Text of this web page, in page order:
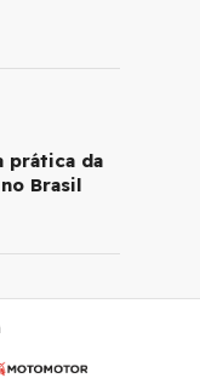
prática da
Brasil